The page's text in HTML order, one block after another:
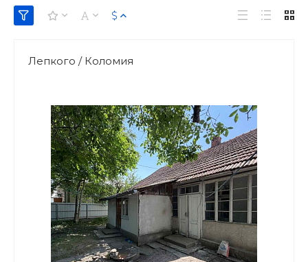
Лепкого / Коломия